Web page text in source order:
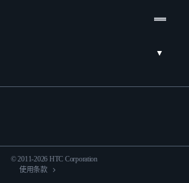
© 2011-2026 HTC Corporation
使用条款